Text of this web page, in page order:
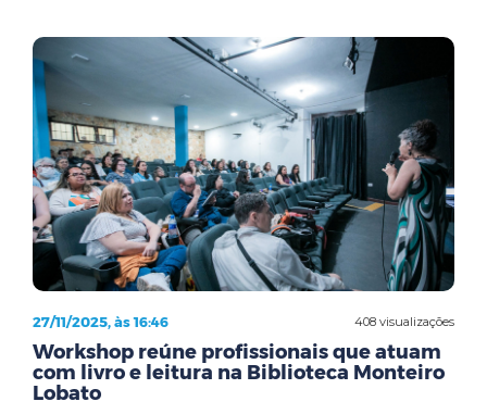
408 visualizações
27/11/2025, às 16:46
Workshop reúne profissionais que atuam
com livro e leitura na Biblioteca Monteiro
Lobato